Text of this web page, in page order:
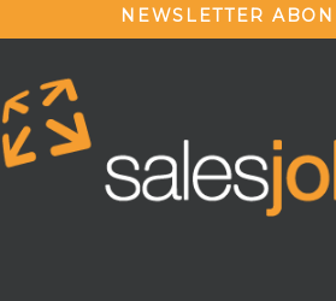
NEWSLETTER